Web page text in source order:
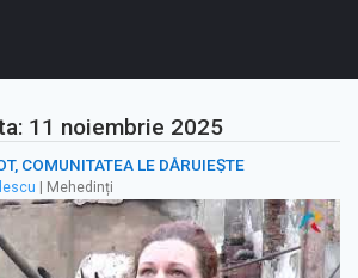
11 noiembrie 2025
COMUNITATEA LE DĂRUIEȘTE
| Mehedinți